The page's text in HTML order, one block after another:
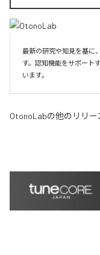
最新の研究や知見を基に
す。認知機能をサポート
います。
OtonoLabの他のリリー